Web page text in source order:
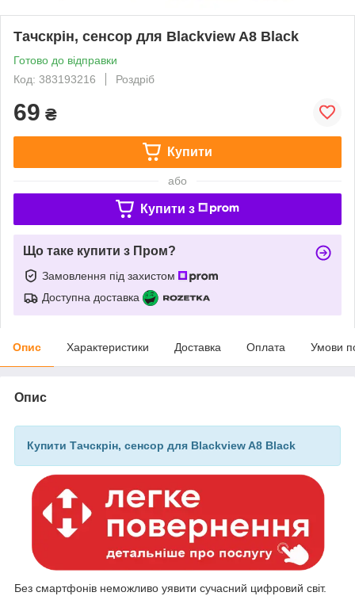
Тачскрін, сенсор для Blackview A8 Black
Готово до відправки
Код: 383193216
Роздріб
69 ₴
Купити
або
Купити з
Що таке купити з Пром?
Замовлення під захистом
Доступна доставка
Опис Характеристики Доставка Оплата Умови
Опис
Купити Тачскрін, сенсор для Blackview A8 Black
Без смартфонів неможливо уявити сучасний цифровий світ.